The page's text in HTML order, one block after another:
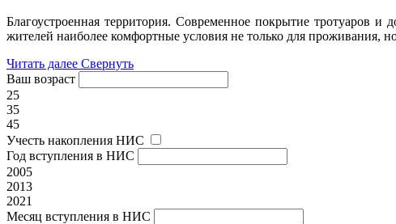
Благоустроенная территория. Современное покрытие тротуаров
жителей наиболее комфортные условия не только для проживания,
Читать далее Свернуть
Ваш возраст
25
35
45
Учесть накопления НИС
Год вступления в НИС
2005
2013
2021
Месяц вступления в НИС